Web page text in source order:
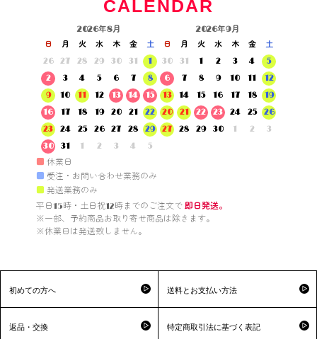
CALENDAR
2026年8月
日 月 火 水 木 金
土
26
27 28 29 30 31
1
2
3 4 5 6 7
8
9
10 11 12 13 14
15
16
17 18 19 20 21
22
23
24 25 26 27 28
29
30
31 1 2 3 4 5
2026年9月
日 月 火 水 木 金
土
30
31 1 2 3 4
5
6
7 8 9 10 11
12
13
14 15 16 17 18
19
20
21 22 23 24 25
26
27
28 29 30 1 2 3
■ 休業日
■ 受注・お問い合わせ業務のみ
■ 発送業務のみ
平日15時・土日祝12時までのご注文で 即日発送。
※一部、予約商品お取り寄せ商品は除きます。
※休業日は発送致しません。
初めての方へ 送料とお支払い方法
返品・交換 特定商取引法に基づく表記